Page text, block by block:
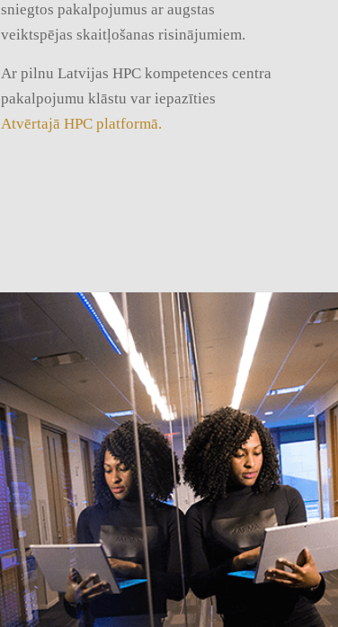
sniegtos pakalpojumus ar augstas
veiktspējas skaitļošanas risinājumiem.
Ar pilnu Latvijas HPC kompetences centra
pakalpojumu klāstu var iepazīties
Atvērtajā HPC platformā.